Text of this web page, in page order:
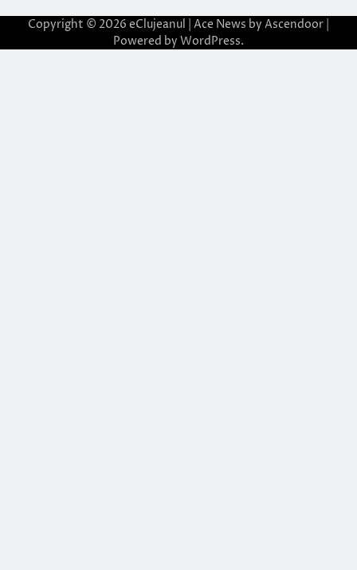
Copyright © 2026 eClujeanul | Ace News by Ascendoor
Powered by WordPress.